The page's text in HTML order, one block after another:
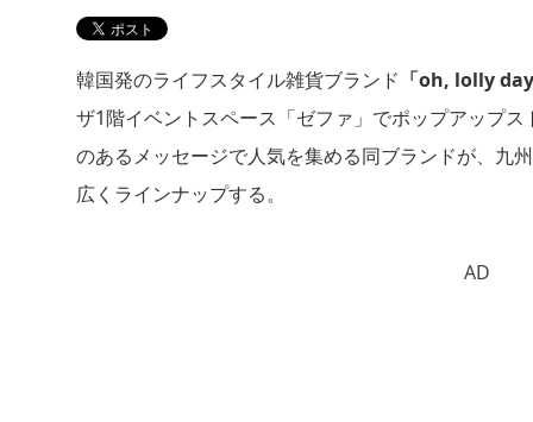
韓国発のライフスタイル雑貨ブランド 「oh, lolly
ザ1階イベントスペース「ゼファ」でポップアップ
のあるメッセージで人気を集める同ブランドが、九
広くラインナップする。
AD